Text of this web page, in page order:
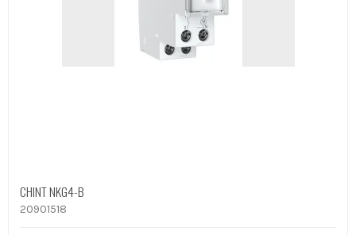
CHINT NKG4-B
20901518